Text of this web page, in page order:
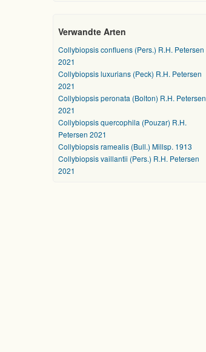
Verwandte Arten
Collybiopsis confluens (Pers.) R.H. Petersen
2021
Collybiopsis luxurians (Peck) R.H. Petersen
2021
Collybiopsis peronata (Bolton) R.H. Petersen
2021
Collybiopsis quercophila (Pouzar) R.H.
Petersen 2021
Collybiopsis ramealis (Bull.) Millsp. 1913
Collybiopsis vaillantii (Pers.) R.H. Petersen
2021